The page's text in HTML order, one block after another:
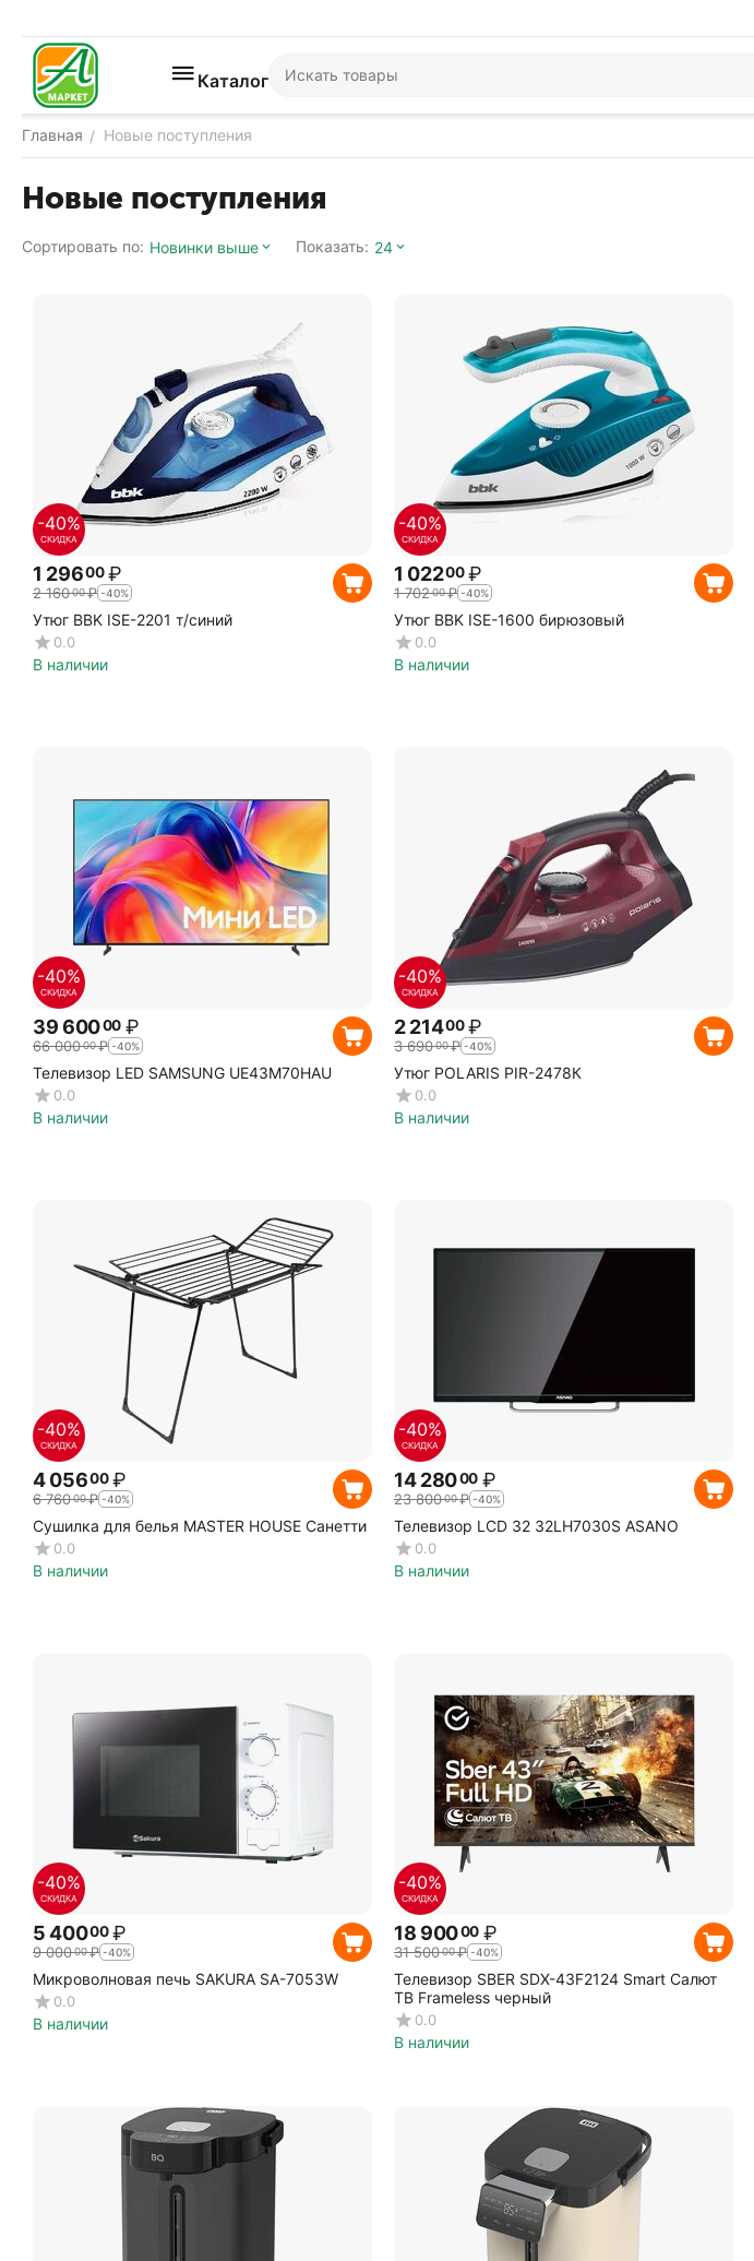
Каталог
Главная / Новые поступления
Новые поступления
Сортировать по: Новинки выше Показать: 24
-40%
СКИДКА
1 29600 ₽
2 16000₽ -40%
Утюг BBK ISE-2201 т/синий
0.0
В наличии
-40%
СКИДКА
1 02200 ₽
1 70200₽ -40%
Утюг BBK ISE-1600 бирюзовый
0.0
В наличии
-40%
СКИДКА
39 60000 ₽
66 00000₽ -40%
Телевизор LED SAMSUNG UE43M70HAU
0.0
В наличии
-40%
СКИДКА
2 21400 ₽
3 69000₽ -40%
Утюг POLARIS PIR-2478К
0.0
В наличии
-40%
СКИДКА
4 05600 ₽
6 76000₽ -40%
Сушилка для белья MASTER HOUSE Санетти
0.0
В наличии
-40%
СКИДКА
14 28000 ₽
23 80000₽ -40%
Телевизор LCD 32 32LH7030S ASANO
0.0
В наличии
-40%
СКИДКА
5 40000 ₽
9 00000₽ -40%
Микроволновая печь SAKURA SA-7053W
0.0
В наличии
-40%
СКИДКА
18 90000 ₽
31 50000₽ -40%
Телевизор SBER SDX-43F2124 Smart Салют
ТВ Frameless черный
0.0
В наличии